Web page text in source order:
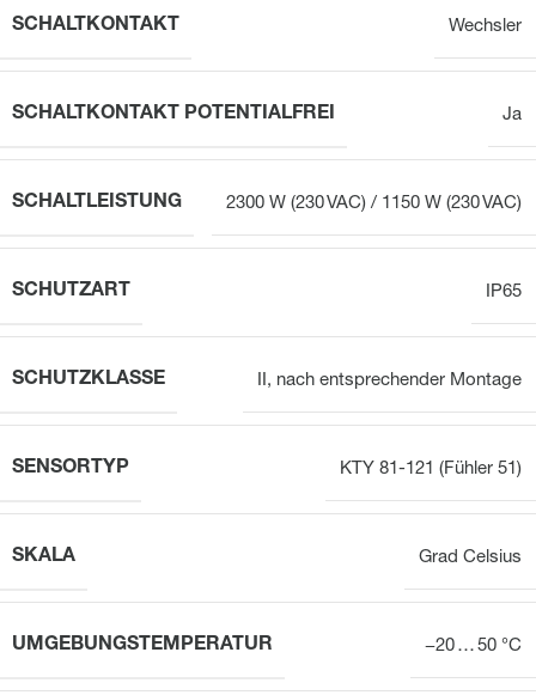
SCHALTKONTAKT Wechsler
SCHALTKONTAKT POTENTIALFREI Ja
SCHALTLEISTUNG 2300 W (230 VAC) / 1150 W (230 VAC)
SCHUTZART IP65
SCHUTZKLASSE II, nach entsprechender Montage
SENSORTYP KTY 81-121 (Fühler 51)
SKALA Grad Celsius
UMGEBUNGSTEMPERATUR −20 … 50 °C